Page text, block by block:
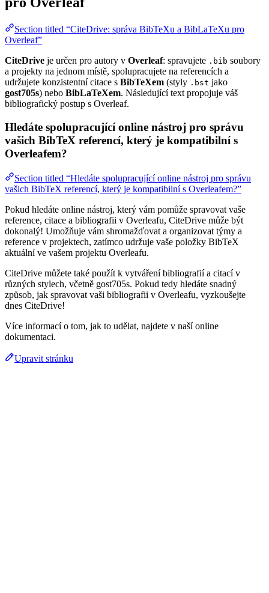
Section titled “CiteDrive: správa BibTeXu a BibLaTeXu pro
Overleaf”
CiteDrive je určen pro autory v Overleaf: spravujete .bib soubory
a projekty na jednom místě, spolupracujete na referencích a
udržujete konzistentní citace s BibTeXem (styly .bst jako
gost705s) nebo BibLaTeXem. Následující text propojuje váš
bibliografický postup s Overleaf.
Hledáte spolupracující online nástroj pro správu
vašich BibTeX referencí, který je kompatibilní s
Overleafem?
Section titled “Hledáte spolupracující online nástroj pro správu
vašich BibTeX referencí, který je kompatibilní s Overleafem?”
Pokud hledáte online nástroj, který vám pomůže spravovat vaše
reference, citace a bibliografii v Overleafu, CiteDrive může být
dokonalý! Umožňuje vám shromažďovat a organizovat týmy a
reference v projektech, zatímco udržuje vaše položky BibTeX
aktuální ve vašem projektu Overleafu.
CiteDrive můžete také použít k vytváření bibliografií a citací v
různých stylech, včetně gost705s. Pokud tedy hledáte snadný
způsob, jak spravovat vaši bibliografii v Overleafu, vyzkoušejte
dnes CiteDrive!
Více informací o tom, jak to udělat, najdete v naší online
dokumentaci.
Upravit stránku